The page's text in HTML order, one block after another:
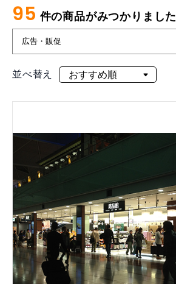
95 件の商品がみつかりました
並べ替え